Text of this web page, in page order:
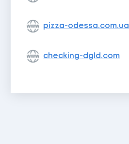
pizza-odessa.com.ua
checking-dgld.com